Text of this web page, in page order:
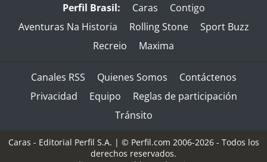
Perfil Brasil: Caras
Contigo
Aventuras Na Historia
Rolling Stone
Sport Buzz
Recreio
Maxima
Canales RSS Quienes Somos
Contáctenos
Privacidad
Equipo
Reglas de participación
Tránsito
Caras - Editorial Perfil S.A. | © Perfil.com 2006-2026 - Todos los
derechos reservados.